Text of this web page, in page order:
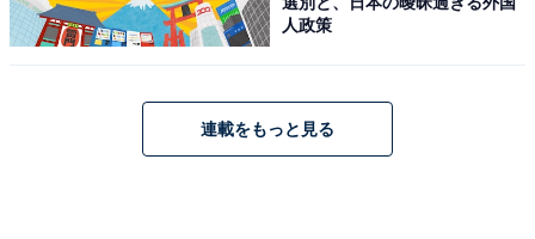
人政策
連載をもっと見る